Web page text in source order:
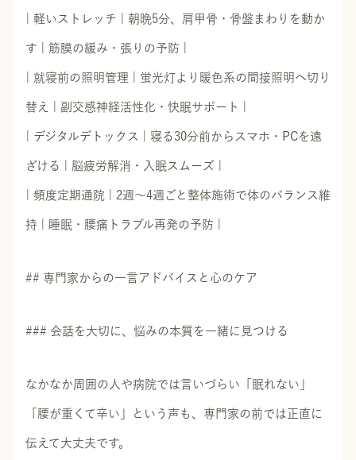
| 軽いストレッチ | 朝晩5分、肩甲骨・骨盤まわりを動か
す | 筋膜の緩み・張りの予防 |
| 就寝前の照明管理 | 蛍光灯より暖色系の間接照明へ切り
替え | 副交感神経活性化・快眠サポート |
| デジタルデトックス | 寝る30分前からスマホ・PCを遠
ざける | 脳疲労解消・入眠スムーズ |
| 頻度定期通院 | 2週〜4週ごと整体施術で体のバランス維
持 | 睡眠・腰痛トラブル再発の予防 |
## 専門家からの一言アドバイスと心のケア
### 会話を大切に、悩みの本質を一緒に見つける
なかなか周囲の人や病院では言いづらい「眠れない」
「腰が重くて辛い」という声も、専門家の前では正直に
伝えて大丈夫です。